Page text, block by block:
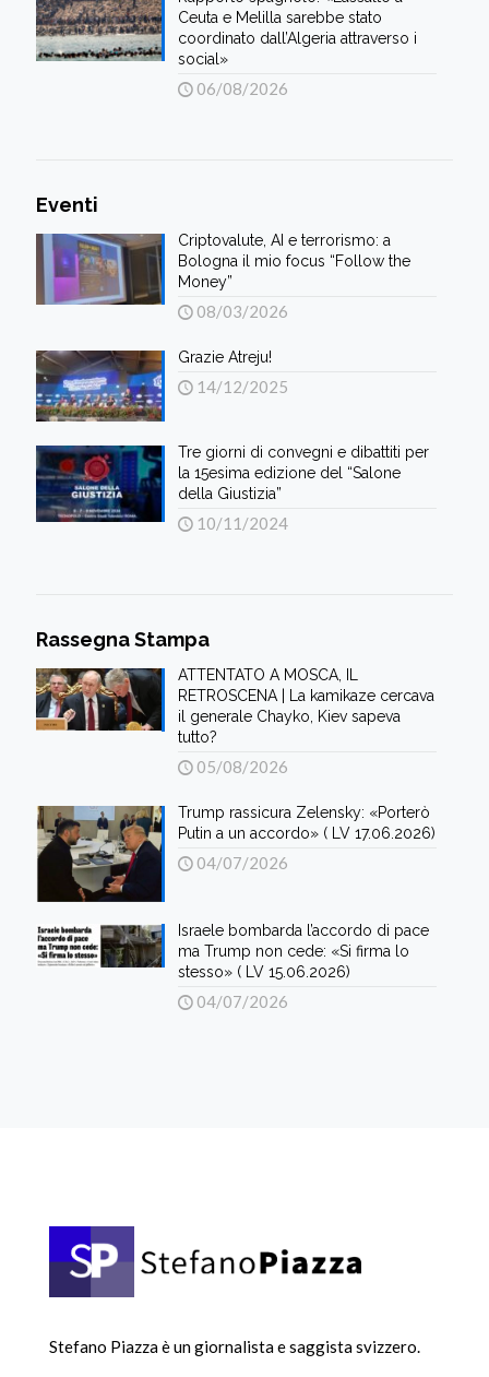
Ceuta e Melilla sarebbe stato
coordinato dall’Algeria attraverso i
social»
06/08/2026
Eventi
Criptovalute, AI e terrorismo: a
Bologna il mio focus “Follow the
Money”
08/03/2026
Grazie Atreju!
14/12/2025
Tre giorni di convegni e dibattiti per
la 15esima edizione del “Salone
della Giustizia”
10/11/2024
Rassegna Stampa
ATTENTATO A MOSCA, IL
RETROSCENA | La kamikaze cercava
il generale Chayko, Kiev sapeva
tutto?
05/08/2026
Trump rassicura Zelensky: «Porterò
Putin a un accordo» ( LV 17.06.2026)
04/07/2026
Israele bombarda l’accordo di pace
ma Trump non cede: «Si firma lo
stesso» ( LV 15.06.2026)
04/07/2026
Stefano Piazza è un giornalista e saggista svizzero.